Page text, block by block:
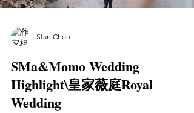
Stan Chou
SMa&Momo Wedding
Highlight\皇家薇庭Royal
Wedding